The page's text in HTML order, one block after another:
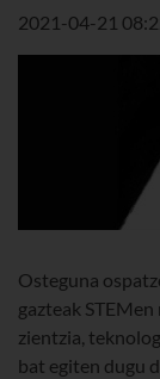
2021-04-21
Osteguna
gazteak
zientzia,
bat egiten dugu